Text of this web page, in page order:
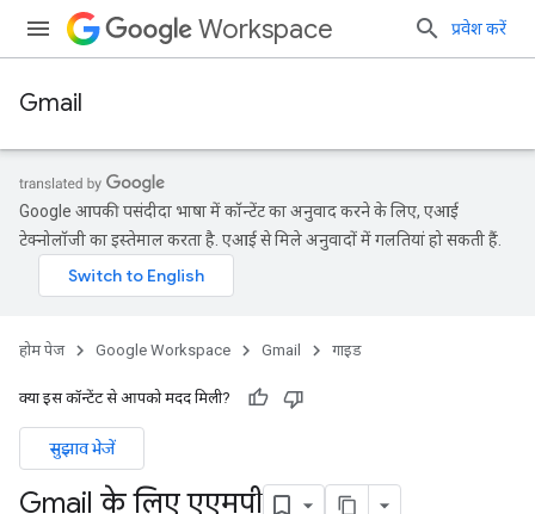
Workspace प्रवेश करें
Gmail
Google आपकी पसंदीदा भाषा में कॉन्टेंट का अनुवाद करने के लिए, एआई
टेक्नोलॉजी का इस्तेमाल करता है. एआई से मिले अनुवादों में गलतियां हो सकती हैं.
होम पेज Google Workspace Gmail गाइड
क्या इस कॉन्टेंट से आपको मदद मिली?
सुझाव भेजें
Gmail के लिए एएमपी